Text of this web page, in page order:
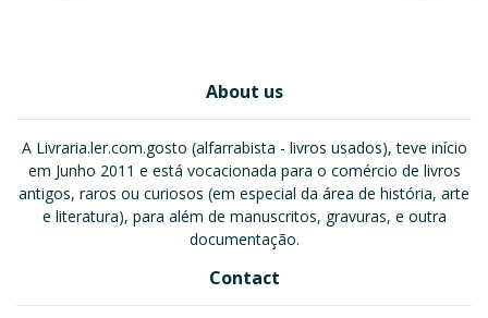
About us
A Livraria.ler.com.gosto (alfarrabista - livros usados), teve início
em Junho 2011 e está vocacionada para o comércio de livros
antigos, raros ou curiosos (em especial da área de história, arte
e literatura), para além de manuscritos, gravuras, e outra
documentação.
Contact